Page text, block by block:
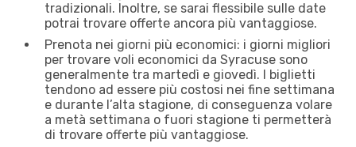
tradizionali. Inoltre, se sarai flessibile sulle date
potrai trovare offerte ancora più vantaggiose.
Prenota nei giorni più economici: i giorni migliori
per trovare voli economici da Syracuse sono
generalmente tra martedì e giovedì. I biglietti
tendono ad essere più costosi nei fine settimana
e durante l’alta stagione, di conseguenza volare
a metà settimana o fuori stagione ti permetterà
di trovare offerte più vantaggiose.